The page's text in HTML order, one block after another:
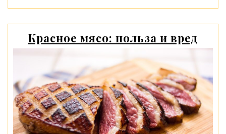
плотный:
лучше»
Красное мясо: польза и вред